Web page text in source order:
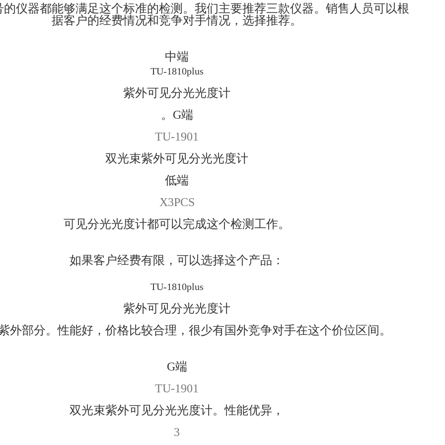
的仪器都能够满足这个标准的检测。我们主要推荐三款仪器。销售人员可以根
据客户的经费情况和竞争对手情况，选择推荐。
中端
TU-1810plus
紫外可见分光光度计
。G端
TU-1901
双光束紫外可见分光光度计
低端
X3PCS
可见分光光度计都可以完成这个检测工作。
如果客户经费有限，可以选择这个产品：
TU-1810plus
紫外可见分光光度计
外部分。性能好，价格比较合理，很少有国外竞争对手在这个价位区间。
G端
TU-1901
双光束紫外可见分光光度计。性能优异，
3